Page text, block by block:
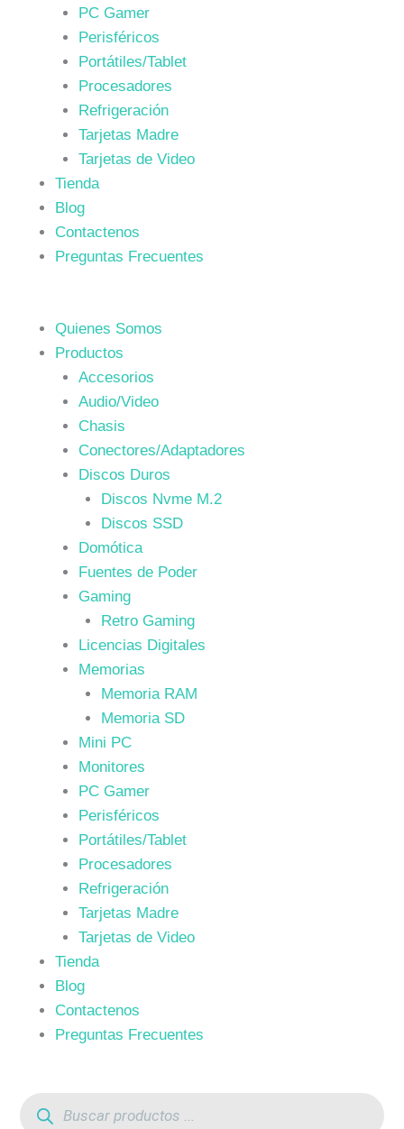
PC Gamer
Perisféricos
Portátiles/Tablet
Procesadores
Refrigeración
Tarjetas Madre
Tarjetas de Video
Tienda
Blog
Contactenos
Preguntas Frecuentes
Quienes Somos
Productos
Accesorios
Audio/Video
Chasis
Conectores/Adaptadores
Discos Duros
Discos Nvme M.2
Discos SSD
Domótica
Fuentes de Poder
Gaming
Retro Gaming
Licencias Digitales
Memorias
Memoria RAM
Memoria SD
Mini PC
Monitores
PC Gamer
Perisféricos
Portátiles/Tablet
Procesadores
Refrigeración
Tarjetas Madre
Tarjetas de Video
Tienda
Blog
Contactenos
Preguntas Frecuentes
productos